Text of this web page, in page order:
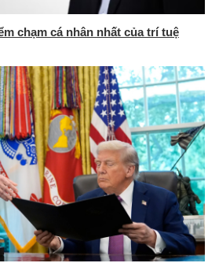
chạm cá nhân nhất của trí tuệ